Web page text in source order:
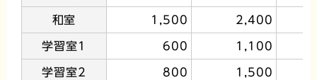
和室 1,500 2,400
学習室1 600 1,100
学習室2 800 1,500